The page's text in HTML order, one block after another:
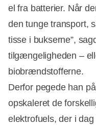
el fra batterier. Når
den tunge transport,
tisse i bukserne”,
tilgængeligheden –
biobrændstofferne.
Derfor pegede han
opskaleret de
elektrofuels, der i